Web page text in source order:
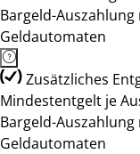
Bargeld-
Geldautomaten
Zusätzliches
Mindestentgelt je
Bargeld-
Geldautomaten